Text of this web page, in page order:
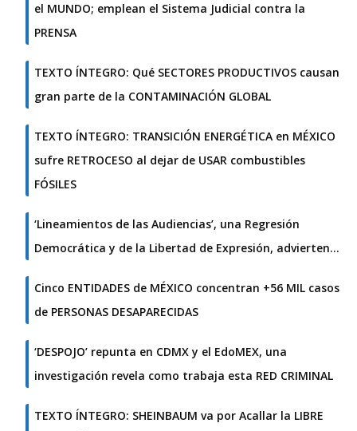
el MUNDO; emplean el Sistema Judicial contra la
PRENSA
TEXTO ÍNTEGRO: Qué SECTORES PRODUCTIVOS causan
gran parte de la CONTAMINACIÓN GLOBAL
TEXTO ÍNTEGRO: TRANSICIÓN ENERGÉTICA en MÉXICO
sufre RETROCESO al dejar de USAR combustibles
FÓSILES
‘Lineamientos de las Audiencias’, una Regresión
Democrática y de la Libertad de Expresión, advierten…
Cinco ENTIDADES de MÉXICO concentran +56 MIL casos
de PERSONAS DESAPARECIDAS
‘DESPOJO’ repunta en CDMX y el EdoMEX, una
investigación revela como trabaja esta RED CRIMINAL
TEXTO ÍNTEGRO: SHEINBAUM va por Acallar la LIBRE